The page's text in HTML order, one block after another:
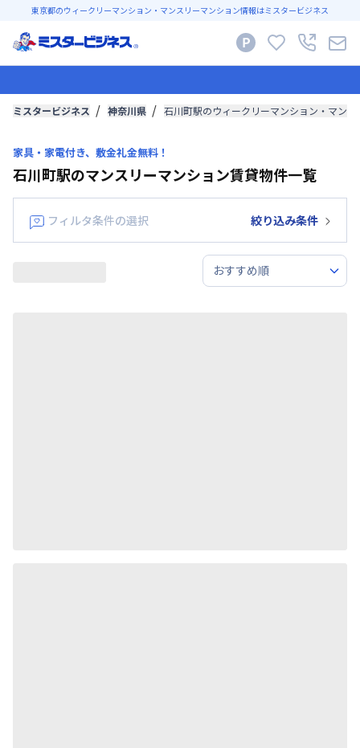
東京都のウィークリーマンション・マンスリーマンション情報はミスタービジネス
ミスタービジネス 神奈川県 石川町駅のウィークリーマンション・マン
家具・家電付き、敷金礼金無料！
石川町駅のマンスリーマンション賃貸物件一覧
フィルタ条件の選択 絞り込み条件